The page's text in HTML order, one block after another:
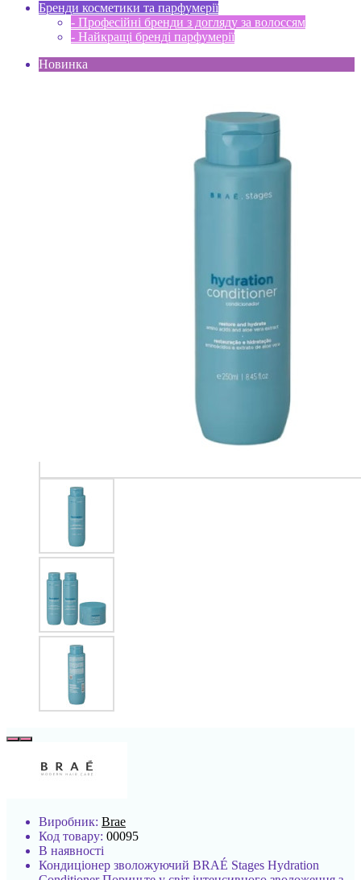
Бренди косметики та парфумерії
- Професійні бренди з догляду за волоссям
- Найкращі бренді парфумерії
Новинка
Виробник: Brae
Код товару: 00095
В наявності
Кондиціонер зволожуючий BRAÉ Stages Hydration